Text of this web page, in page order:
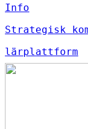
Info
Strategisk
lärplattform